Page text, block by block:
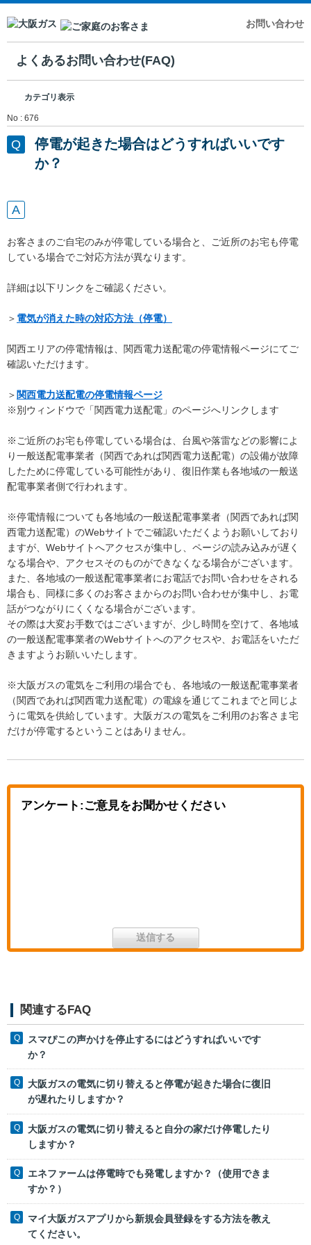
お問い合わせ
よくあるお問い合わせ(FAQ)
カテゴリ表示
No : 676
停電が起きた場合はどうすればいいです
か？
お客さまのご自宅のみが停電している場合と、ご近所のお宅も停電
している場合でご対応方法が異なります。
詳細は以下リンクをご確認ください。
＞ 電気が消えた時の対応方法（停電）
関西エリアの停電情報は、関西電力送配電の停電情報ページにてご
確認いただけます。
＞ 関西電力送配電の停電情報ページ
※別ウィンドウで「関西電力送配電」のページへリンクします
※ご近所のお宅も停電している場合は、台風や落雷などの影響によ
り一般送配電事業者（関西であれば関西電力送配電）の設備が故障
したために停電している可能性があり、復旧作業も各地域の一般送
配電事業者側で行われます。
※停電情報についても各地域の一般送配電事業者（関西であれば関
西電力送配電）のWebサイトでご確認いただくようお願いしており
ますが、Webサイトへアクセスが集中し、ページの読み込みが遅く
なる場合や、アクセスそのものができなくなる場合がございます。
また、各地域の一般送配電事業者にお電話でお問い合わせをされる
場合も、同様に多くのお客さまからのお問い合わせが集中し、お電
話がつながりにくくなる場合がございます。
その際は大変お手数ではございますが、少し時間を空けて、各地域
の一般送配電事業者のWebサイトへのアクセスや、お電話をいただ
きますようお願いいたします。
※大阪ガスの電気をご利用の場合でも、各地域の一般送配電事業者
（関西であれば関西電力送配電）の電線を通じてこれまでと同じよ
うに電気を供給しています。大阪ガスの電気をご利用のお客さま宅
だけが停電するということはありません。
アンケート:ご意見をお聞かせください
関連するFAQ
スマぴこの声かけを停止するにはどうすればいいです
か？
大阪ガスの電気に切り替えると停電が起きた場合に復旧
が遅れたりしますか？
大阪ガスの電気に切り替えると自分の家だけ停電したり
しますか？
エネファームは停電時でも発電しますか？（使用できま
すか？）
マイ大阪ガスアプリから新規会員登録をする方法を教え
てください。